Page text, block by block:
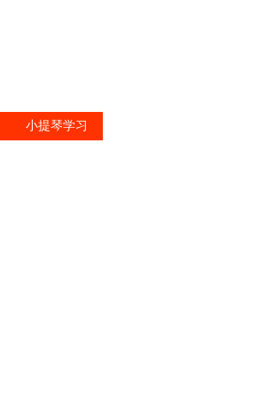
小提琴学习